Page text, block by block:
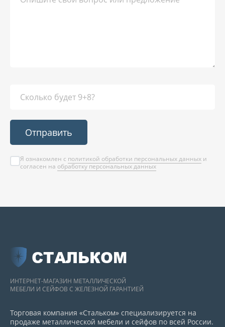
Отправить
Я ознакомлен с политикой обработки персональных данных и
согласен на обработку персональных данных
СТАЛЬКОМ
ИНТЕРНЕТ-МАГАЗИН МЕТАЛЛИЧЕСКОЙ
МЕБЕЛИ И СЕЙФОВ С ЖЕЛЕЗНОЙ ГАРАНТИЕЙ
Торговая компания «Стальком» специализируется на
продаже металлической мебели и сейфов по всей России.